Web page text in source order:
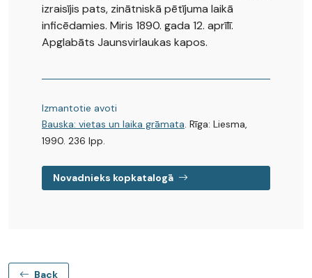
izraisījis pats, zinātniskā pētījuma laikā
inficēdamies. Miris 1890. gada 12. aprīlī.
Apglabāts Jaunsvirlaukas kapos.
Izmantotie avoti
Bauska: vietas un laika grāmata. Rīga: Liesma,
1990. 236 lpp.
Novadnieks kopkatalogā
Back